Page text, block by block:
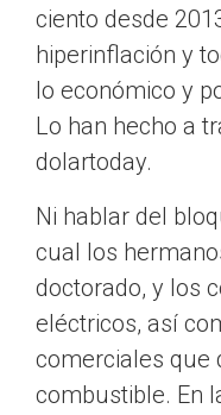
ciento desde
hiperinflación y
lo económico y
Lo han hecho a
dolartoday.
Ni hablar del
cual los
doctorado, y los
eléctricos, así
comerciales que
combustible. En